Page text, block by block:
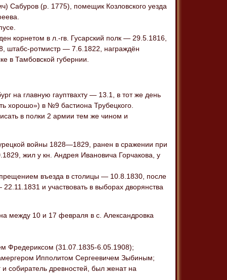
Сабуров (р. 1775), помещик Козловского уезда
корнетом в л.-гв. Гусарский полк — 29.5.1816,
штабс-ротмистр — 7.6.1822, награждён
в Тамбовской губернии.
на главную гауптвахту — 13.1, в тот же день
хорошо») в №9 бастиона Трубецкого.
в полки 2 армии тем же чином и
войны 1828—1829, ранен в сражении при
жил у кн. Андрея Ивановича Горчакова, у
въезда в столицы — 10.8.1830, после
и участвовать в выборах дворянства
между 10 и 17 февраля в с. Александровка
Фредериксом (31.07.1835-6.05.1908);
Ипполитом Сергеевичем Зыбиным;
собиратель древностей, был женат на